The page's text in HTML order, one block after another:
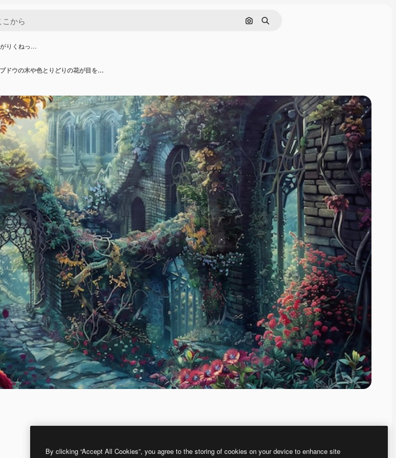
画像で検索
検索
りくねっ…
魅力的な庭園が街の壁に広がり曲がりくねったブドウの木や色とりどりの花が目を楽しませる
By clicking “Accept All Cookies”, you agree to the storing of cookies on your device to enhance site